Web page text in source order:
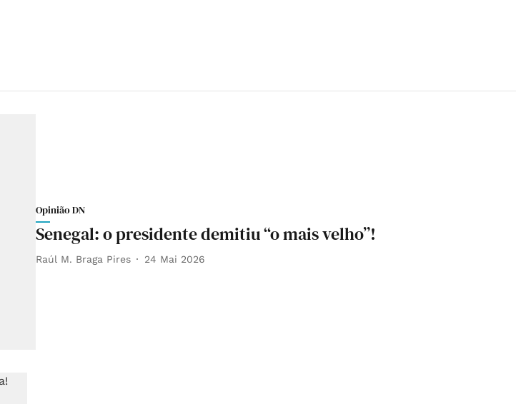
Opinião DN
Senegal: o presidente demitiu “o mais velho”!
Raúl M. Braga Pires 24 Mai 2026